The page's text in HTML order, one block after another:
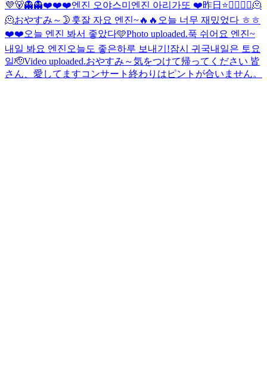
💜🐻👻👻❤️❤️❤️엔진 오야스미 엔진 아리가또 ❤️昨日 ⭐️🤦‍♂️🤦‍♂️🫠
🫠おやすみ～ 🌛 훗잘 자요 엔진~🔥🔥 오늘 너무 재밌었다 ㅎㅎ
❤️❤️오늘 엔진 봐서 좋았다🩵Photo uploaded.푹 쉬어요 엔진~
내일 봐요 엔진 오늘도 좋은하루 보내기!잠시 귀국내일은 토요
일🫡Video uploaded.おやすみ～気をつけて帰ってください 皆
さん、愛してますコンサート終わりはピントが合いません。